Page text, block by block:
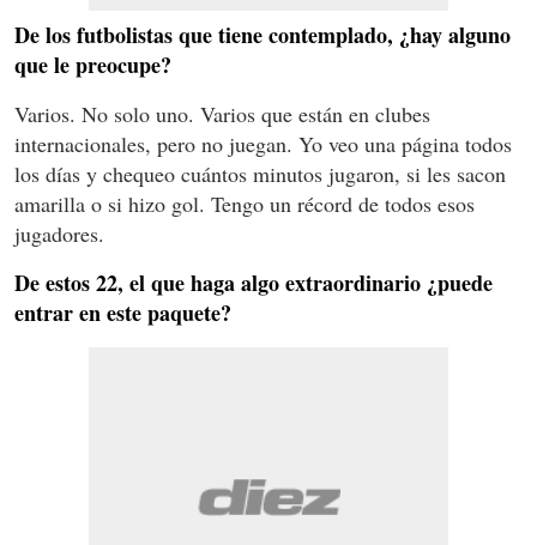
De los futbolistas que tiene contemplado, ¿hay alguno
que le preocupe?
Varios. No solo uno. Varios que están en clubes
internacionales, pero no juegan. Yo veo una página todos
los días y chequeo cuántos minutos jugaron, si les sacon
amarilla o si hizo gol. Tengo un récord de todos esos
jugadores.
De estos 22, el que haga algo extraordinario ¿puede
entrar en este paquete?